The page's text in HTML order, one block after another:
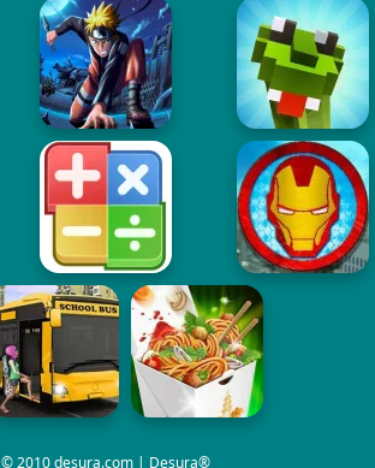
© 2010 desura.com | Desura®